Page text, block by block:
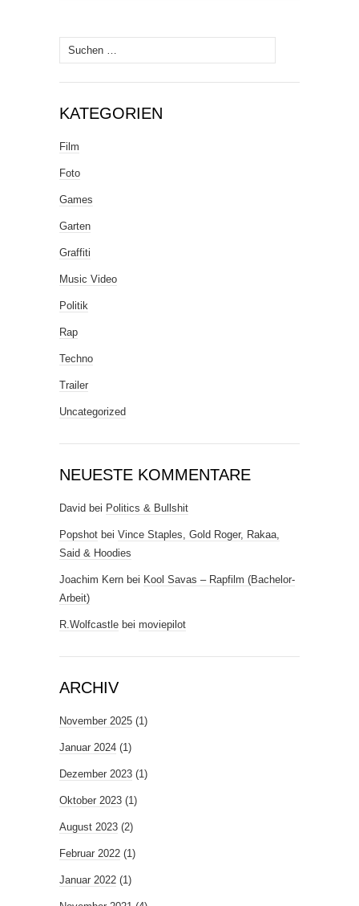
Suche
nach:
KATEGORIEN
Film
Foto
Games
Garten
Graffiti
Music Video
Politik
Rap
Techno
Trailer
Uncategorized
NEUESTE KOMMENTARE
David bei Politics & Bullshit
Popshot bei Vince Staples, Gold Roger, Rakaa,
Said & Hoodies
Joachim Kern bei Kool Savas – Rapfilm (Bachelor-
Arbeit)
R.Wolfcastle bei moviepilot
ARCHIV
November 2025 (1)
Januar 2024 (1)
Dezember 2023 (1)
Oktober 2023 (1)
August 2023 (2)
Februar 2022 (1)
Januar 2022 (1)